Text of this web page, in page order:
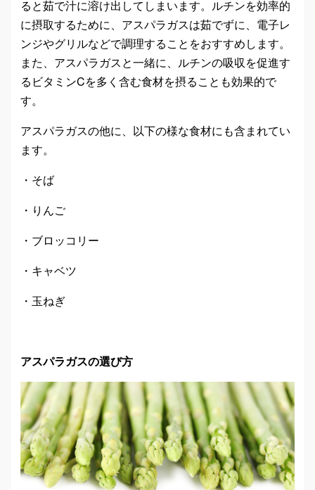
ると茹で汁に溶け出してしまいます。ルチンを効率的
に摂取するために、アスパラガスは茹でずに、電子レ
ンジやグリルなどで調理することをおすすめします。
また、アスパラガスと一緒に、ルチンの吸収を促進す
るビタミンCを多く含む食材を摂ることも効果的で
す。
アスパラガスの他に、以下の様な食材にも含まれてい
ます。
・そば
・りんご
・ブロッコリー
・キャベツ
・玉ねぎ
アスパラガスの選び方